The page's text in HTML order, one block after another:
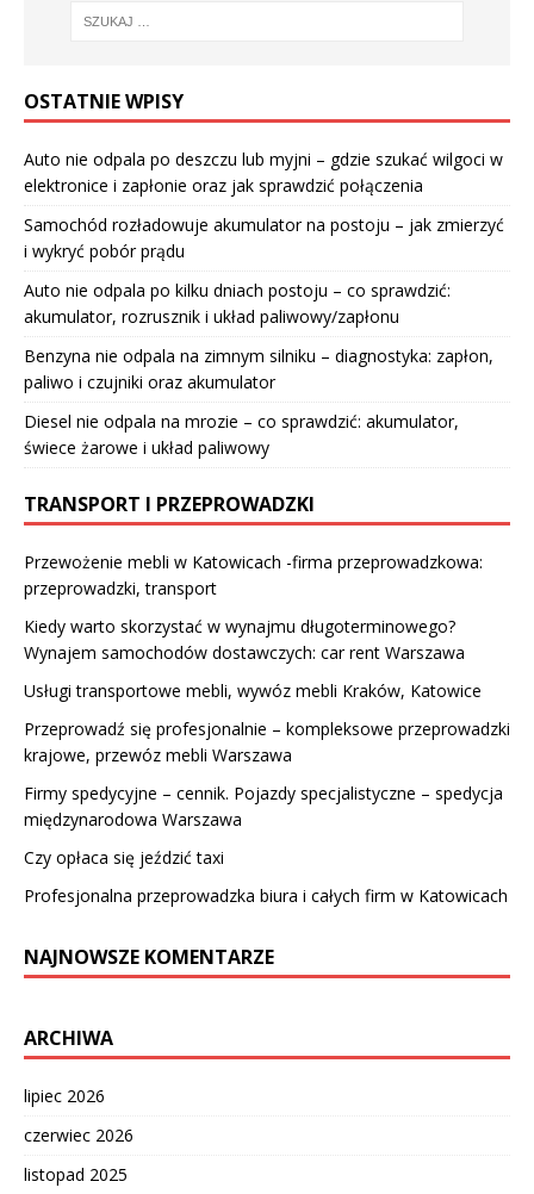
OSTATNIE WPISY
Auto nie odpala po deszczu lub myjni – gdzie szukać wilgoci w
elektronice i zapłonie oraz jak sprawdzić połączenia
Samochód rozładowuje akumulator na postoju – jak zmierzyć
i wykryć pobór prądu
Auto nie odpala po kilku dniach postoju – co sprawdzić:
akumulator, rozrusznik i układ paliwowy/zapłonu
Benzyna nie odpala na zimnym silniku – diagnostyka: zapłon,
paliwo i czujniki oraz akumulator
Diesel nie odpala na mrozie – co sprawdzić: akumulator,
świece żarowe i układ paliwowy
TRANSPORT I PRZEPROWADZKI
Przewożenie mebli w Katowicach -firma przeprowadzkowa:
przeprowadzki, transport
Kiedy warto skorzystać w wynajmu długoterminowego?
Wynajem samochodów dostawczych: car rent Warszawa
Usługi transportowe mebli, wywóz mebli Kraków, Katowice
Przeprowadź się profesjonalnie – kompleksowe przeprowadzki
krajowe, przewóz mebli Warszawa
Firmy spedycyjne – cennik. Pojazdy specjalistyczne – spedycja
międzynarodowa Warszawa
Czy opłaca się jeździć taxi
Profesjonalna przeprowadzka biura i całych firm w Katowicach
NAJNOWSZE KOMENTARZE
ARCHIWA
lipiec 2026
czerwiec 2026
listopad 2025